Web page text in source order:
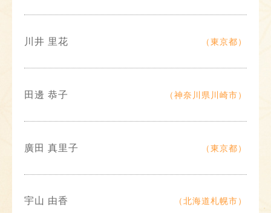
川井 里花 （東京都）
田邊 恭子 （神奈川県川崎市）
廣田 真里子 （東京都）
宇山 由香 （北海道札幌市）